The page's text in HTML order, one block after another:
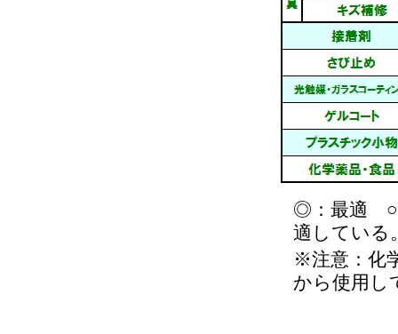
◎：最適 ○
適している
※注意：化
から使用し